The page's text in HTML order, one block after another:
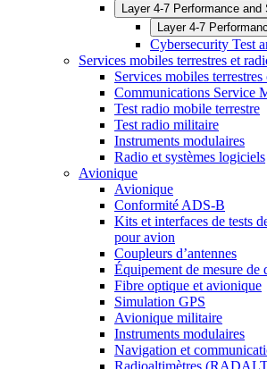
Layer 4-7 Performance and
Layer 4-7
Cybersecurity Test
Services mobiles terrestres et
Services mobiles
Communications Service
Test radio mobile terrestre
Test radio militaire
Instruments modulaires
Radio et systèmes logiciels
Avionique
Avionique
Conformité ADS-B
Kits et interfaces de tests
pour avion
Coupleurs d’antennes
Équipement de mesure
Fibre optique et avionique
Simulation GPS
Avionique militaire
Instruments modulaires
Navigation et